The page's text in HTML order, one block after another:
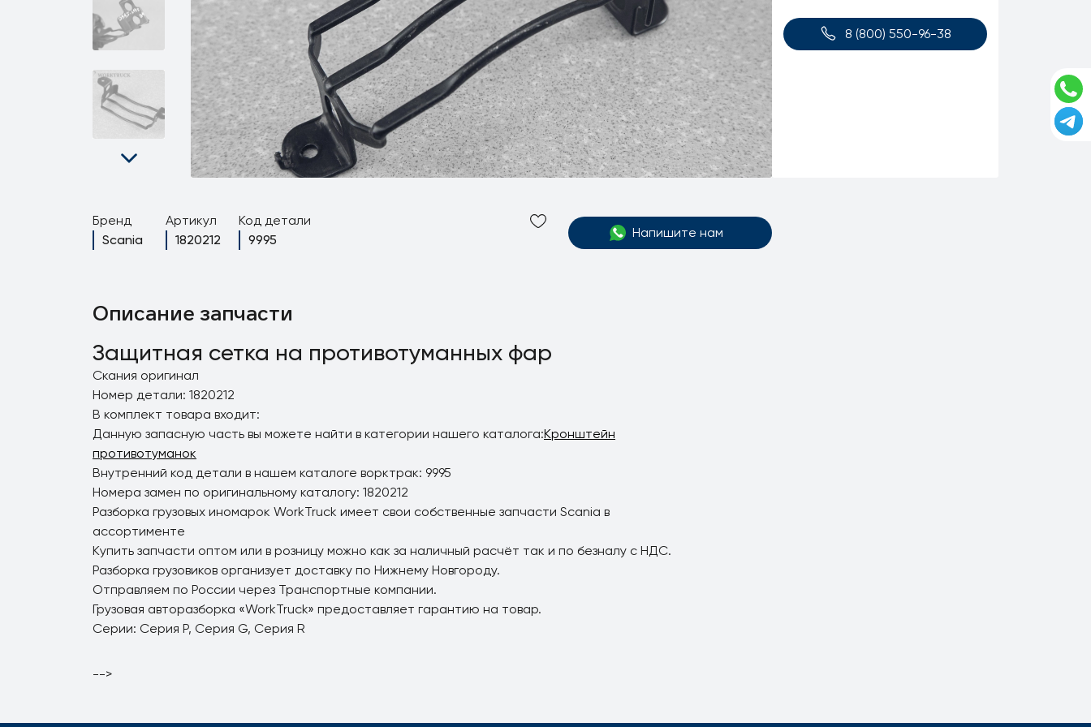
Бренд
Scania
Артикул
1820212
Код детали
9995
Напишите нам
8 (800) 550-96-38
Описание запчасти
Защитная сетка на противотуманных фар
Скания оригинал
Номер детали: 1820212
В комплект товара входит:
Данную запасную часть вы можете найти в категории нашего каталога:Кронштейн
противотуманок
Внутренний код детали в нашем каталоге ворктрак: 9995
Номера замен по оригинальному каталогу: 1820212
Разборка грузовых иномарок WorkTruck имеет свои собственные запчасти Scania в
ассортименте
Купить запчасти оптом или в розницу можно как за наличный расчёт так и по безналу с НДС.
Разборка грузовиков организует доставку по Нижнему Новгороду.
Отправляем по России через Транспортные компании.
Грузовая авторазборка «WorkTruck» предоставляет гарантию на товар.
Серии: Серия P, Серия G, Серия R
-->